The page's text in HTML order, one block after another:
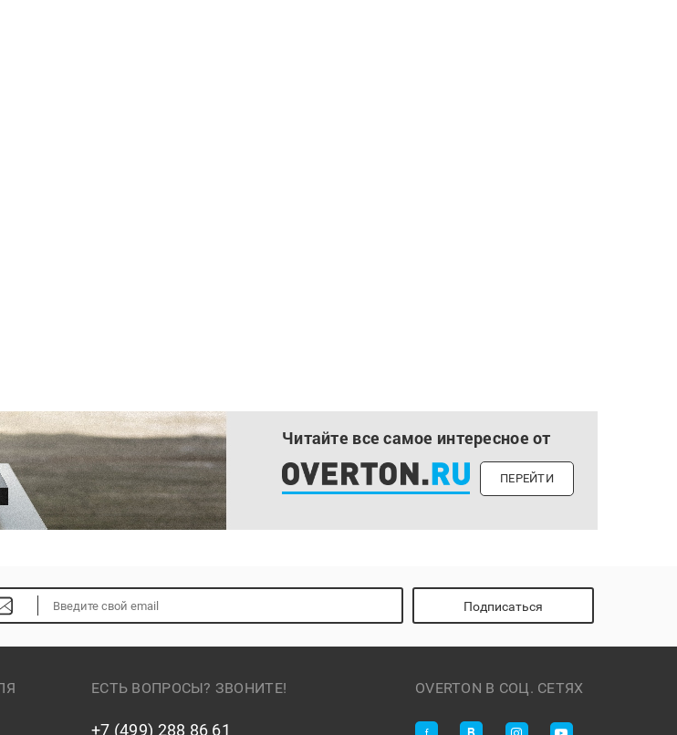
Читайте все самое интересное от
ПЕРЕЙТИ
Подписаться
ЕСТЬ ВОПРОСЫ? ЗВОНИТЕ!
+7 (499) 288 86 61
OVERTON В СОЦ. СЕТЯХ